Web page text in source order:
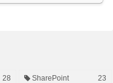
28 SharePoint 23